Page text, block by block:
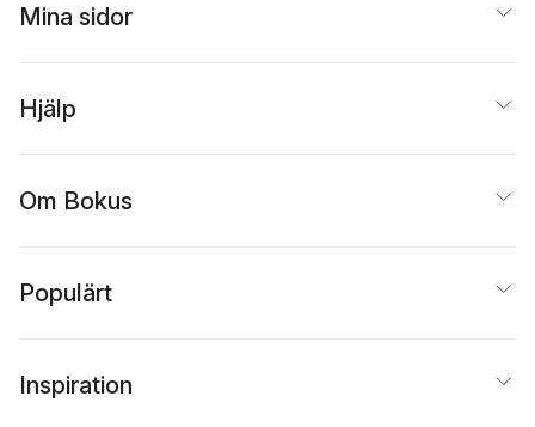
Mina sidor
Hjälp
Om Bokus
Populärt
Inspiration